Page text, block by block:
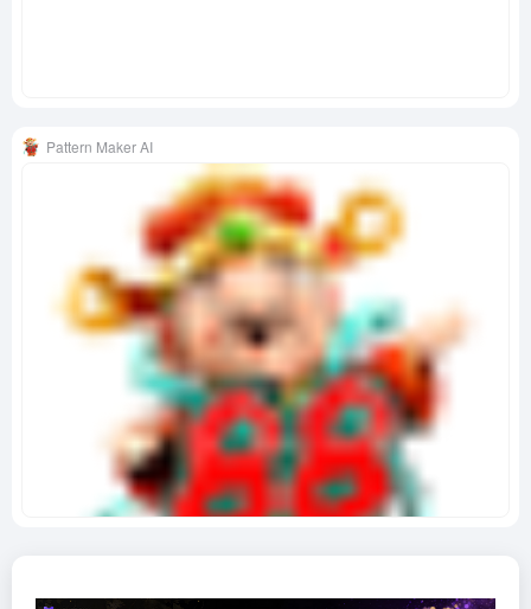
Pattern Maker AI